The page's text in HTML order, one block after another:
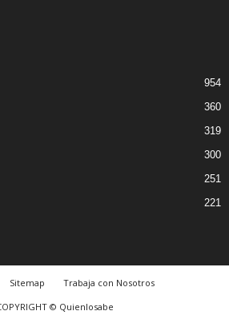
954
360
319
300
251
221
Sitemap
Trabaja con Nosotros
© Quienlosabe